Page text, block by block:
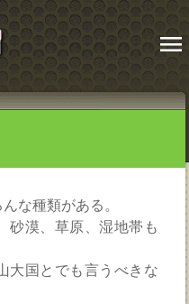
menu
な種類がある。
砂漠、草原、湿地帯も
大国とでも言うべきな